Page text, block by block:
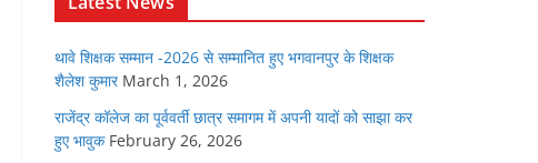
थावे शिक्षक सम्मान -2026 से सम्मानित हुए भगवानपुर के शिक्षक
शैलेश कुमार March 1, 2026
राजेंद्र कॉलेज का पूर्ववर्ती छात्र समागम में अपनी यादों को साझा कर
हुए भावुक February 26, 2026